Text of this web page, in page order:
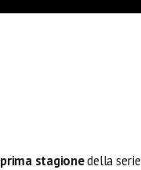
prima stagionedella